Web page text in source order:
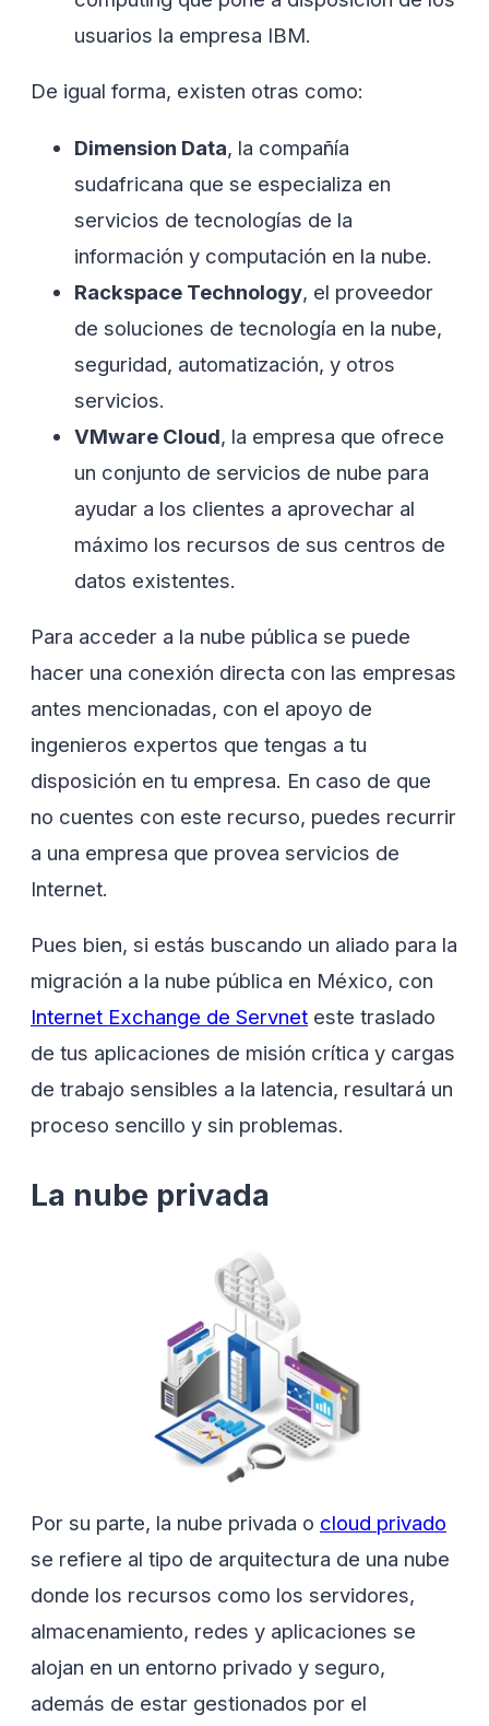
usuarios la empresa IBM.
De igual forma, existen otras como:
Dimension Data, la compañía
sudafricana que se especializa en
servicios de tecnologías de la
información y computación en la nube.
Rackspace Technology, el proveedor
de soluciones de tecnología en la nube,
seguridad, automatización, y otros
servicios.
VMware Cloud, la empresa que ofrece
un conjunto de servicios de nube para
ayudar a los clientes a aprovechar al
máximo los recursos de sus centros de
datos existentes.
Para acceder a la nube pública se puede
hacer una conexión directa con las empresas
antes mencionadas, con el apoyo de
ingenieros expertos que tengas a tu
disposición en tu empresa. En caso de que
no cuentes con este recurso, puedes recurrir
a una empresa que provea servicios de
Internet.
Pues bien, si estás buscando un aliado para la
migración a la nube pública en México, con
Internet Exchange de Servnet este traslado
de tus aplicaciones de misión crítica y cargas
de trabajo sensibles a la latencia, resultará un
proceso sencillo y sin problemas.
La nube privada
Por su parte, la nube privada o cloud privado
se refiere al tipo de arquitectura de una nube
donde los recursos como los servidores,
almacenamiento, redes y aplicaciones se
alojan en un entorno privado y seguro,
además de estar gestionados por el